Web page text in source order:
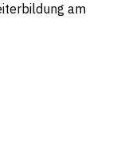
am